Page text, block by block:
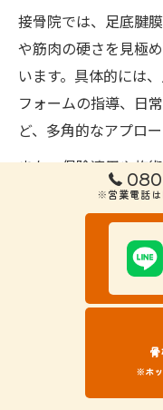
接骨院では、足底腱
や筋肉の硬さを見極
います。具体的には
フォームの指導、日
ど、多角的なアプロ
また、保険適用や施
初めての方でも安心
相談し、適切なケア
健康維持にもつなが
接骨院で行う歩行
接骨院では、足裏や
に歩行チェックを実
を確認することで、
※営業電話は
※ホッ